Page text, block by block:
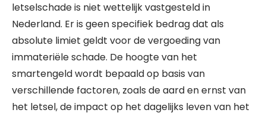
letselschade is niet wettelijk vastgesteld in
Nederland. Er is geen specifiek bedrag dat als
absolute limiet geldt voor de vergoeding van
immateriële schade. De hoogte van het
smartengeld wordt bepaald op basis van
verschillende factoren, zoals de aard en ernst van
het letsel, de impact op het dagelijks leven van het